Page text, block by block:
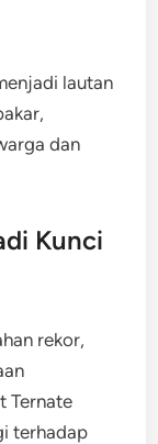
lautan
dan
Kunci
rekor,
Ternate
terhadap